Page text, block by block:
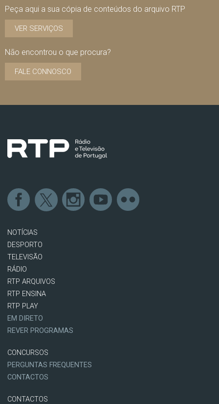
Peça aqui a sua cópia de conteúdos do arquivo RTP
VER SERVIÇOS
Não encontrou o que procura?
FALE CONNOSCO
NOTÍCIAS
DESPORTO
TELEVISÃO
RÁDIO
RTP ARQUIVOS
RTP ENSINA
RTP PLAY
EM DIRETO
REVER PROGRAMAS
CONCURSOS
PERGUNTAS FREQUENTES
CONTACTOS
CONTACTOS